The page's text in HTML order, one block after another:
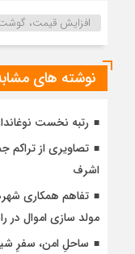
افزایش قیمت،
نوشته های
رتبه نخست
تصاویری از
اشرف
تفاهم همکاری
مولد سازی اموال
ساحلِ امن، سفرِ